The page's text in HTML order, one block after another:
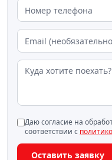
Даю согласие на
соответствии с
Оставить заявку